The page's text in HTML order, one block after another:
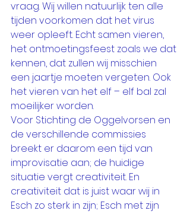
vraag. Wij willen natuurlijk ten alle
tijden voorkomen dat het virus
weer opleeft. Echt samen vieren,
het ontmoetingsfeest zoals we dat
kennen, dat zullen wij misschien
een jaartje moeten vergeten. Ook
het vieren van het elf – elf bal zal
moeilijker worden.
Voor Stichting de Oggelvorsen en
de verschillende commissies
breekt er daarom een tijd van
improvisatie aan; de huidige
situatie vergt creativiteit. En
creativiteit dat is juist waar wij in
Esch zo sterk in zijn; Esch met zijn